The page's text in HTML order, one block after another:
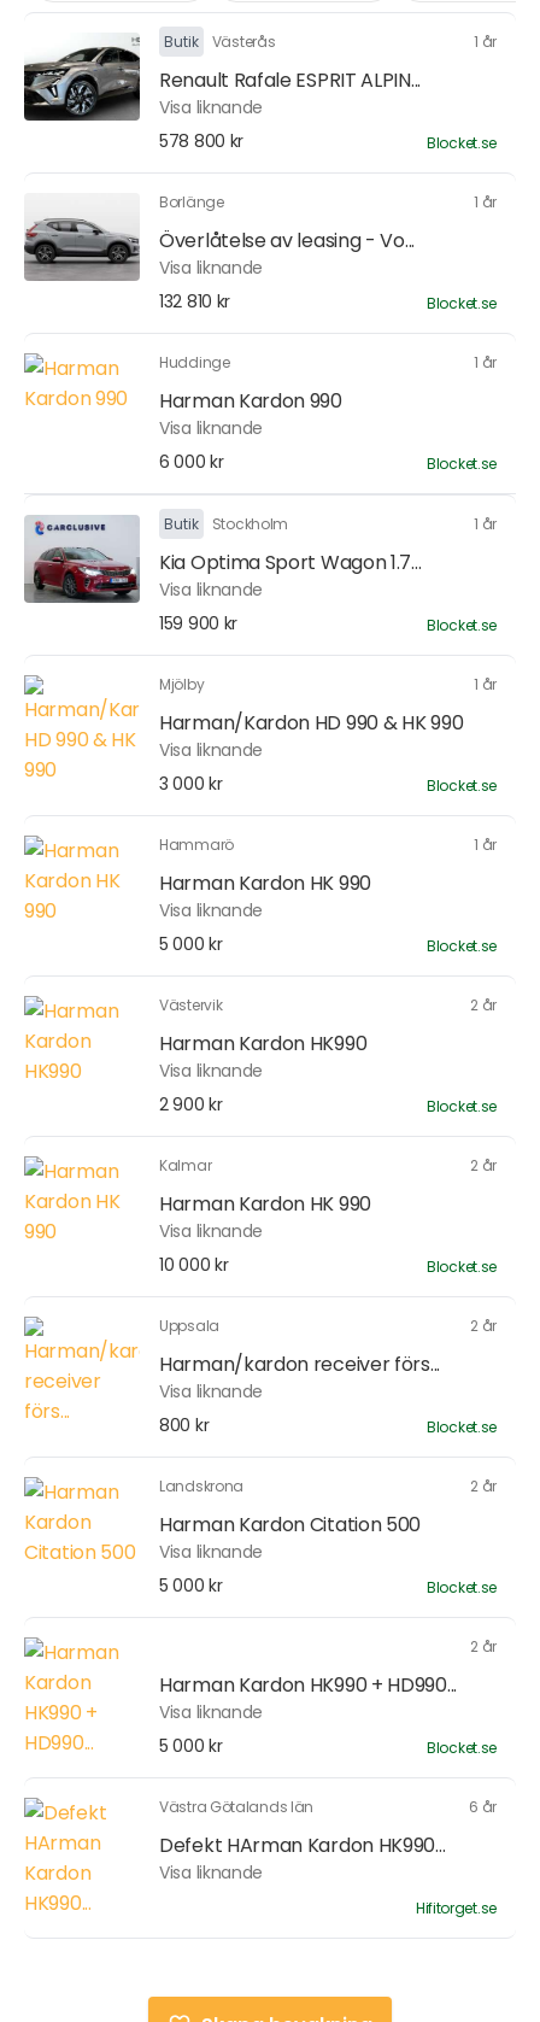
Butik Västerås 1 år
Renault Rafale ESPRIT ALPIN...
Visa liknande
578 800 kr
Blocket.se
Borlänge 1 år
Överlåtelse av leasing - Vo...
Visa liknande
132 810 kr
Blocket.se
Huddinge 1 år
Harman Kardon 990
Visa liknande
6 000 kr
Blocket.se
Butik Stockholm 1 år
Kia Optima Sport Wagon 1.7...
Visa liknande
159 900 kr
Blocket.se
Mjölby 1 år
Harman/Kardon HD 990 & HK 990
Visa liknande
3 000 kr
Blocket.se
Hammarö 1 år
Harman Kardon HK 990
Visa liknande
5 000 kr
Blocket.se
Västervik 2 år
Harman Kardon HK990
Visa liknande
2 900 kr
Blocket.se
Kalmar 2 år
Harman Kardon HK 990
Visa liknande
10 000 kr
Blocket.se
Uppsala 2 år
Harman/kardon receiver förs...
Visa liknande
800 kr
Blocket.se
Landskrona 2 år
Harman Kardon Citation 500
Visa liknande
5 000 kr
Blocket.se
2 år
Harman Kardon HK990 + HD990...
Visa liknande
5 000 kr
Blocket.se
Västra Götalands län 6 år
Defekt HArman Kardon HK990...
Visa liknande
Hifitorget.se